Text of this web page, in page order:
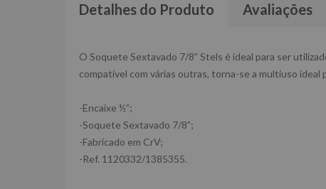
Detalhes do Produto Avaliações
O Soquete Sextavado 7/8” Stels é ideal para ser
compatível com várias outras, torna-se a multiuso ideal
-Encaixe ½”;
-Soquete Sextavado 7/8”;
-Fabricado em CrV;
-Ref. 1120332/1385355.